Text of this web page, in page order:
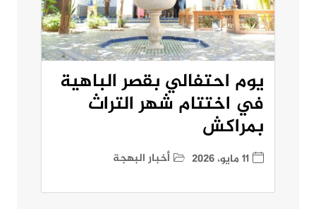
يوم احتفالي بقصر الباهية
في اختتام شهر التراث
بمراكش
11 مايو، 2026 أخبار البهجة